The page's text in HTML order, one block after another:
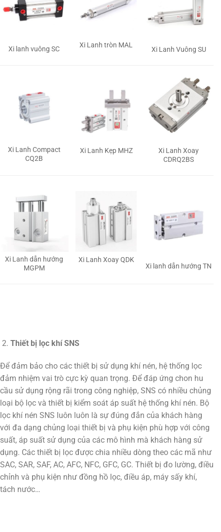
Xi lanh vuông SC Xi Lanh tròn MAL
Xi Lanh Vuông SU
Xi Lanh Compact
CQ2B
Xi Lanh Kẹp MHZ
Xi Lanh Xoay
CDRQ2BS
Xi Lanh dẫn hướng
MGPM
Xi Lanh Xoay QDK
Xi lanh dẫn hướng TN
Thiết bị lọc khí SNS
Để đảm bảo cho các thiết bị sử dụng khí nén, hệ thống lọc
đảm nhiệm vai trò cực kỳ quan trọng. Để đáp ứng chon hu
cầu sử dụng rộng rãi trong công nghiệp, SNS có nhiều chủng
loại bộ lọc và thiết bị kiểm soát áp suất hệ thống khí nén. Bộ
lọc khí nén SNS luôn luôn là sự đúng đắn của khách hàng
với đa dạng chủng loại thiết bị và phụ kiện phù hợp với công
suất, áp suất sử dụng của các mô hình mà khách hàng sử
dụng. Các thiết bị lọc được chia nhiều dòng theo các mã như
SAC, SAR, SAF, AC, AFC, NFC, GFC, GC. Thiết bị đo lường, điều
chỉnh và phụ kiện như đồng hồ lọc, điều áp, máy sấy khí,
tách nước…